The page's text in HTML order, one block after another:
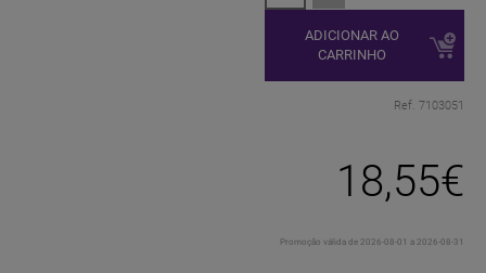
ADICIONAR AO
CARRINHO
Ref. 7103051
18,55€
Promoção válida de 2026-08-01 a 2026-08-31